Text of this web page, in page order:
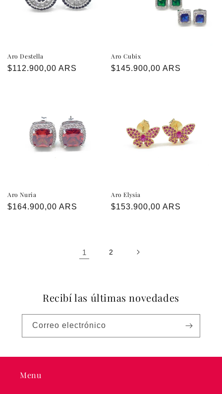
Aro Destella
Precio
$112.900,00 ARS
Aro Cubix
Precio
$145.900,00 ARS
Aro Nuria
Precio
$164.900,00 ARS
Aro Elysia
Precio
$153.900,00 ARS
1 2
Recibí las últimas novedades
Correo electrónico
Menu